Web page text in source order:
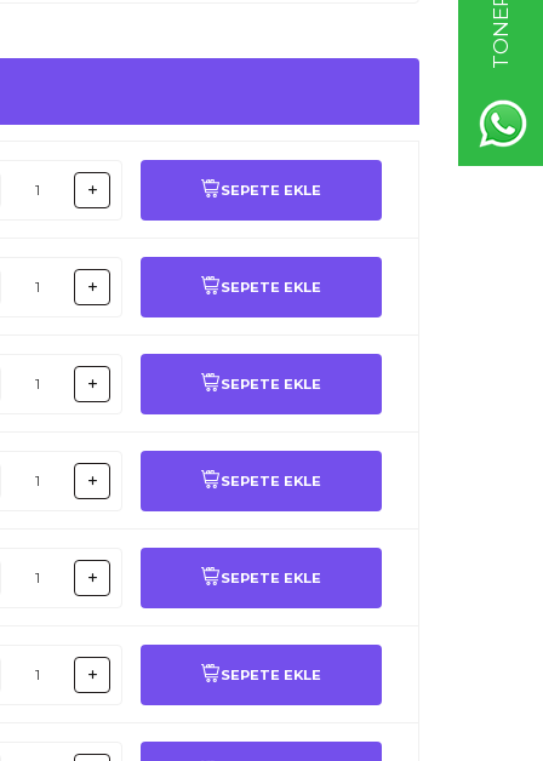
SEPETE EKLE
SEPETE EKLE
SEPETE EKLE
SEPETE EKLE
SEPETE EKLE
SEPETE EKLE